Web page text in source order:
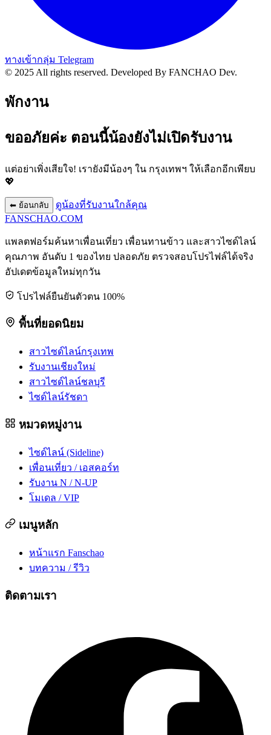
ทางเข้ากลุ่ม Telegram
© 2025 All rights reserved. Developed By FANCHAO Dev.
พักงาน
ขออภัยค่ะ ตอนนี้น้องยังไม่เปิดรับงาน
แต่อย่าเพิ่งเสียใจ! เรายังมีน้องๆ ใน กรุงเทพฯ ให้เลือกอีกเพียบ
💖
⬅ ย้อนกลับ
ดูน้องที่รับงานใกล้คุณ
FANSCHAO.COM
แพลตฟอร์มค้นหาเพื่อนเที่ยว เพื่อนทานข้าว และสาวไซด์ไลน์
คุณภาพ อันดับ 1 ของไทย ปลอดภัย ตรวจสอบโปรไฟล์ได้จริง
อัปเดตข้อมูลใหม่ทุกวัน
โปรไฟล์ยืนยันตัวตน 100%
พื้นที่ยอดนิยม
สาวไซด์ไลน์กรุงเทพ
รับงานเชียงใหม่
สาวไซด์ไลน์ชลบุรี
ไซด์ไลน์รัชดา
หมวดหมู่งาน
ไซด์ไลน์ (Sideline)
เพื่อนเที่ยว / เอสคอร์ท
รับงาน N / N-UP
โมเดล / VIP
เมนูหลัก
หน้าแรก Fanschao
บทความ / รีวิว
ติดตามเรา